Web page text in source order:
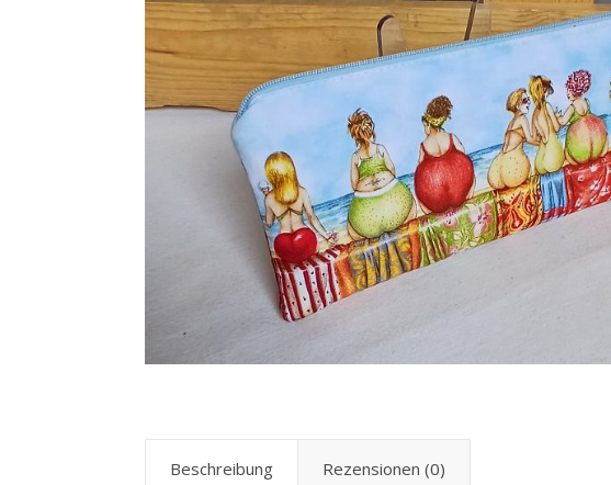
Beschreibung Rezensionen (0)